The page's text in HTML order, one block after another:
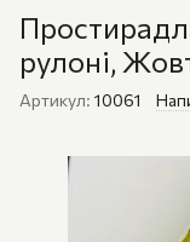
рулоні,
Артикул: 10061